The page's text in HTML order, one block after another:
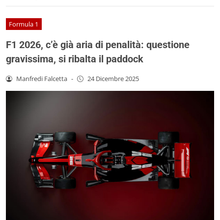
Formula 1
F1 2026, c’è già aria di penalità: questione
gravissima, si ribalta il paddock
Manfredi Falcetta - 24 Dicembre 2025